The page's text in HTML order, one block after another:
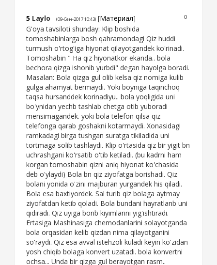
0
5 Laylo (09-Сен-2017 10:43) [Материал]
G'oya tavsiloti shunday: Klip boshida
tomoshabinlarga bosh qahramondagi Qiz huddi
turmush o'rtog'iga hiyonat qilayotgandek ko'rinadi.
Tomoshabin " Ha qiz hiyonatkor ekanda.. bola
bechora qizga ishonib yurbdi" degan hayolga boradi.
Masalan: Bola qizga gul olib kelsa qiz nomiga kulib
gulga ahamyat bermaydi. Yoki boyniga taqinchoq
taqsa hursanddek korinadiyu.. bola yoqligida uni
bo'ynidan yechb tashlab chetga otib yuboradi
mensimagandek. yoki bola telefon qilsa qiz
telefonga qarab goshakni kotarmaydi. Xonasidagi
ramkadagi birga tushgan suratga tikiladida uni
tortmaga solib tashlaydi. Klip o'rtasida qiz bir yigit bn
uchrashgani ko'rsatib o'tib ketiladi. (bu kadrni ham
korgan tomoshabin qizni aniq hiyonat ko'chasida
deb o'ylaydi) Bola bn qiz ziyofatga borishadi. Qiz
bolani yonida o'zini majburan yurgandek his qiladi.
Bola esa baxtiyordek. Sal turib qiz bolaga aytmay
ziyofatdan ketib qoladi. Bola bundani hayratlanb uni
qidiradi. Qiz uyiga borib kiyimlarini yig'ishtiradi.
Ertasiga Mashinasiga chemodanlarini solayotganda
bola orqasidan kelib qizdan nima qilayotganini
so'raydi. Qiz esa avval istehzoli kuladi keyin ko'zidan
yosh chiqib bolaga konvert uzatadi. bola konvertni
ochsa... Unda bir qizga gul berayotgan rasm..